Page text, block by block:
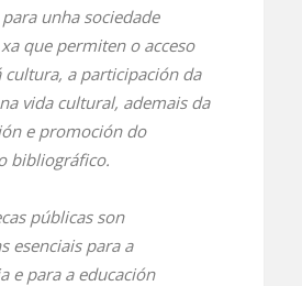
unha sociedade
que permiten o acceso
cultura, a participación da
vida cultural, ademais da
e promoción do
bibliográfico.
públicas son
esenciais para a
e para a educación